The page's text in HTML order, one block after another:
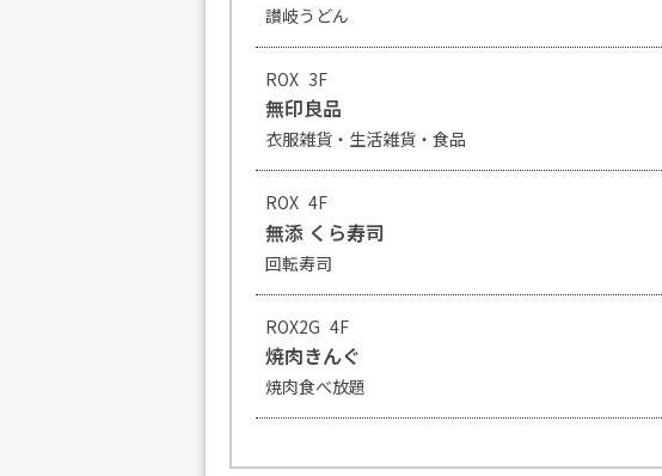
讃岐うどん
ROX 3F
無印良品
衣服雑貨・生活雑貨・食品
ROX 4F
無添 くら寿司
回転寿司
ROX2G 4F
焼肉きんぐ
焼肉食べ放題